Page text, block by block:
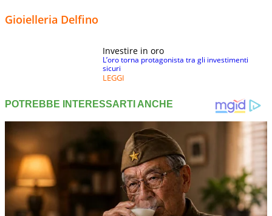
Gioielleria Delfino
Investire in oro
L’oro torna protagonista tra gli investimenti
sicuri
LEGGI